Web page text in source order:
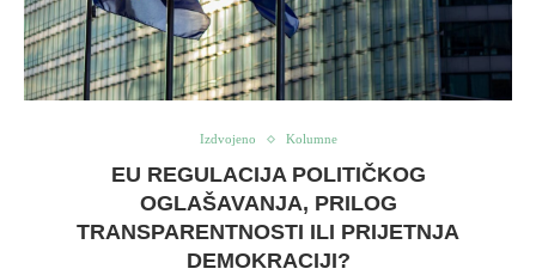
Izdvojeno Kolumne
EU REGULACIJA POLITIČKOG
OGLAŠAVANJA, PRILOG
TRANSPARENTNOSTI ILI PRIJETNJA
DEMOKRACIJI?